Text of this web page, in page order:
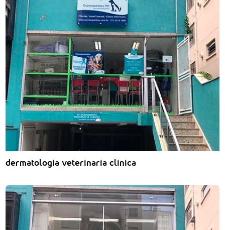
dermatologia veterinaria clinica